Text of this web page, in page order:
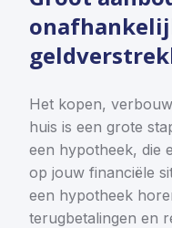
Het kopen,
huis is een grote
een hypotheek, die
op jouw financiële
een hypotheek
terugbetalingen en